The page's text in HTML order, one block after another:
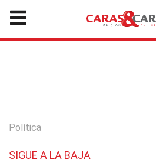
Política
SIGUE A LA BAJA